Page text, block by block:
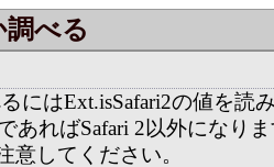
べる
にはExt.isSafari2の値を読
あればSafari 2以外になり
意してください。